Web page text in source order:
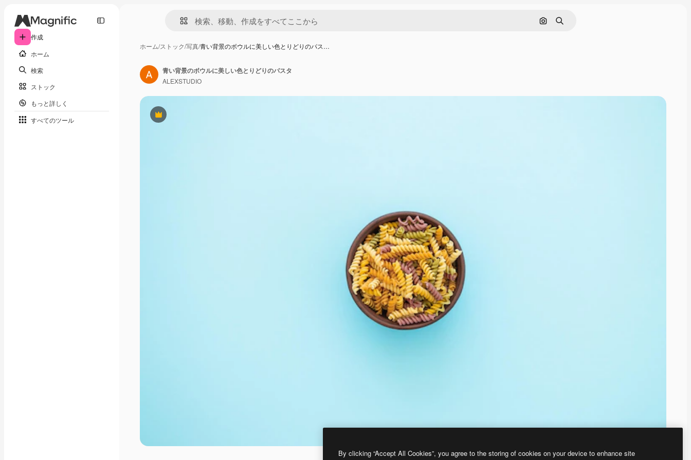
作成
ホーム
検索
ストック
もっと詳しく
すべてのツール
画像で検索
検索
ホーム/ストック/写真/青い背景のボウルに美しい色とりどりのパス…
Premium
青い背景のボウルに美しい色とりどりのパスタ
ALEXSTUDIO
By clicking “Accept All Cookies”, you agree to the storing of cookies on your device to enhance site